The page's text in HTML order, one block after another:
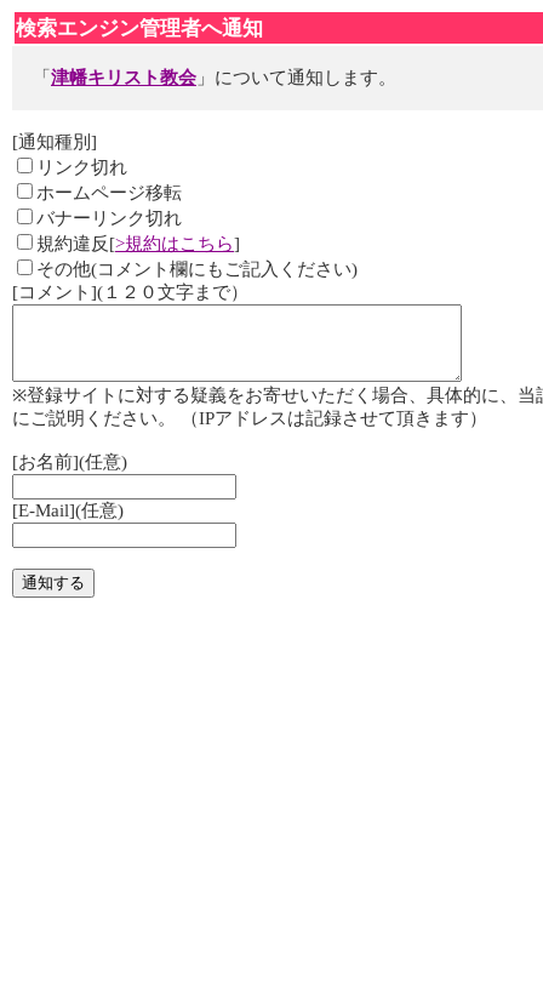
検索エンジン管理者へ通知
「 津幡キリスト教会 」について通知します。
[通知種別]
リンク切れ
ホームページ移転
バナーリンク切れ
規約違反[>規約はこちら]
その他(コメント欄にもご記入ください)
[コメント](１２０文字まで）
※登録サイトに対する疑義をお寄せいただく場合、具体的に、
にご説明ください。 （IPアドレスは記録させて頂きます）
[お名前](任意)
[E-Mail](任意)